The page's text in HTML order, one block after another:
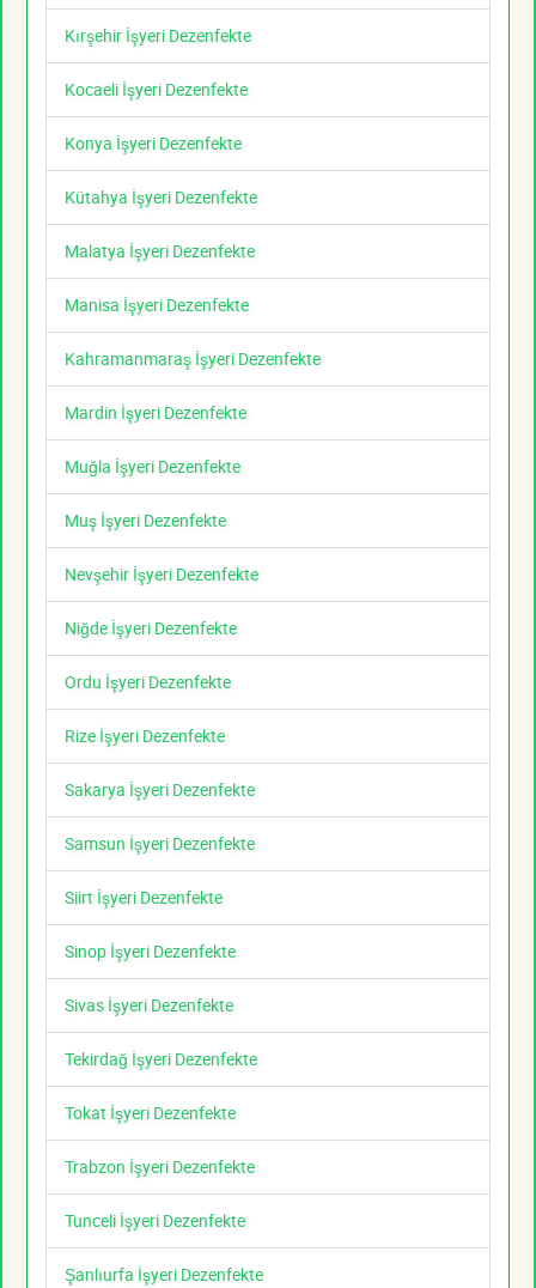
Kırşehir İşyeri Dezenfekte
Kocaeli İşyeri Dezenfekte
Konya İşyeri Dezenfekte
Kütahya İşyeri Dezenfekte
Malatya İşyeri Dezenfekte
Manisa İşyeri Dezenfekte
Kahramanmaraş İşyeri Dezenfekte
Mardin İşyeri Dezenfekte
Muğla İşyeri Dezenfekte
Muş İşyeri Dezenfekte
Nevşehir İşyeri Dezenfekte
Niğde İşyeri Dezenfekte
Ordu İşyeri Dezenfekte
Rize İşyeri Dezenfekte
Sakarya İşyeri Dezenfekte
Samsun İşyeri Dezenfekte
Siirt İşyeri Dezenfekte
Sinop İşyeri Dezenfekte
Sivas İşyeri Dezenfekte
Tekirdağ İşyeri Dezenfekte
Tokat İşyeri Dezenfekte
Trabzon İşyeri Dezenfekte
Tunceli İşyeri Dezenfekte
Şanlıurfa İşyeri Dezenfekte